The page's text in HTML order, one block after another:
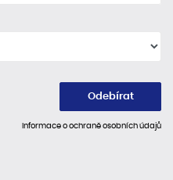
Odebírat
Informace o ochraně osobních údajů